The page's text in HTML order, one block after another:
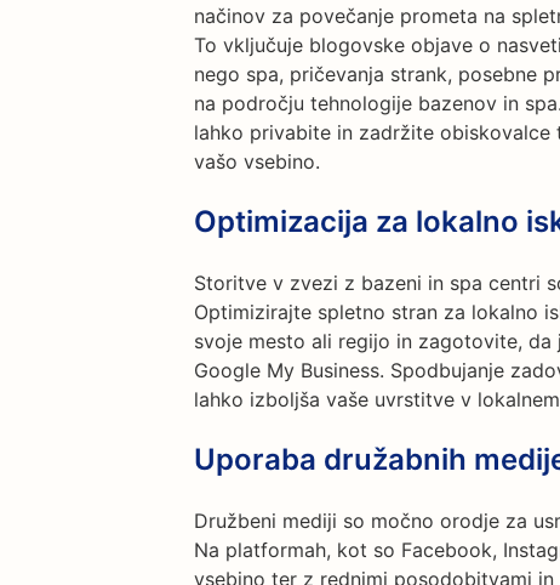
načinov za povečanje prometa na
To vključuje blogovske objave o
nego spa, pričevanja strank, posebne
na področju tehnologije bazenov in
lahko privabite in zadržite
vašo vsebino.
Optimizacija za lokalno
Storitve v zvezi z bazeni in spa centri
Optimizirajte spletno stran za lokalno
svoje mesto ali regijo in zagotovite,
Google My Business. Spodbujanje
lahko izboljša vaše uvrstitve v
Uporaba družabnih
Družbeni mediji so močno orodje za
Na platformah, kot so Facebook,
vsebino ter z rednimi posodobitvami